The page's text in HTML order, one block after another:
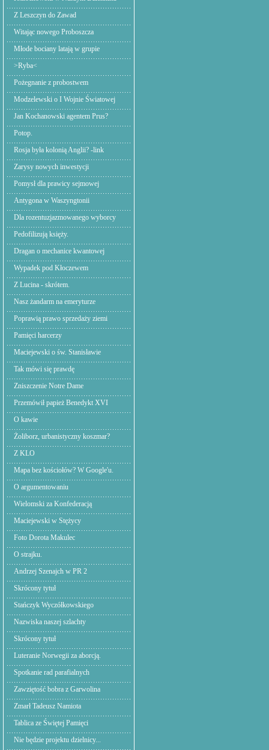
Z Leszczyn do Zawad
Witając nowego Proboszcza
Młode bociany latają w grupie
>Ryba<
Pożegnanie z probostwem
Modzelewski o I Wojnie Światowej
Jan Kochanowski agentem Prus?
Potop.
Rosja była kolonią Anglii? -link
Zarysy nowych inwestycji
Pomysł dla prawicy sejmowej
Antygona w Waszyngtonii
Dla rozentuzjazmowanego wyborcy
Pedofilizują księży.
Dragan o mechanice kwantowej
Wypadek pod Kłoczewem
Z Lucina - skrótem.
Nasz żandarm na emeryturze
Poprawią prawo sprzedaży ziemi
Pamięci harcerzy
Maciejewski o św. Stanisławie
Tak mówi się prawdę
Zniszczenie Notre Dame
Przemówił papież Benedykt XVI
O kawie
Żoliborz, urbanistyczny koszmar?
Z KLO
Mapa bez kościołów? W Google'u.
O argumentowaniu
Wielomski za Konfederacją
Maciejewski w Stężycy
Foto Dorota Makulec
O strajku.
Andrzej Szenajch w PR 2
Skrócony tytuł
Stańczyk Wyczółkowskiego
Nazwiska naszej szlachty
Skrócony tytuł
Luteranie Norwegii za aborcją.
Spotkanie rad parafialnych
Zawziętość bobra z Garwolina
Zmarł Tadeusz Namiota
Tablica ze Świętej Pamięci
Nie będzie projektu dzielnicy...